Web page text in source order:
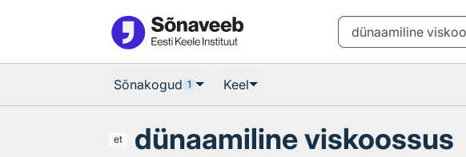
Sõnakogud 1 Keel
et dünaamiline viskoossus